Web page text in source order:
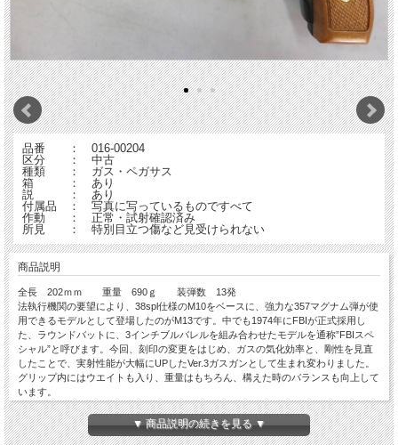
品番 ： 016-00204
区分 ： 中古
種類 ： ガス・ペガサス
箱 ： あり
説 ： あり
付属品 ： 写真に写っているものですべて
作動 ： 正常・試射確認済み
所見 ： 特別目立つ傷など見受けられない
商品説明
全長 202ｍｍ 重量 690ｇ 装弾数 13発
法執行機関の要望により、38spl仕様のM10をベースに、強力な357マグナム弾が使
用できるモデルとして登場したのがM13です。中でも1974年にFBIが正式採用し
た、ラウンドバットに、3インチブルバレルを組み合わせたモデルを通称”FBIスペ
シャル”と呼びます。今回、刻印の変更をはじめ、ガスの気化効率と、剛性を見直
したことで、実射性能が大幅にUPしたVer.3ガスガンとして生まれ変わりました。
グリップ内にはウエイトも入り、重量はもちろん、構えた時のバランスも向上して
います。
▼ 商品説明の続きを見る ▼